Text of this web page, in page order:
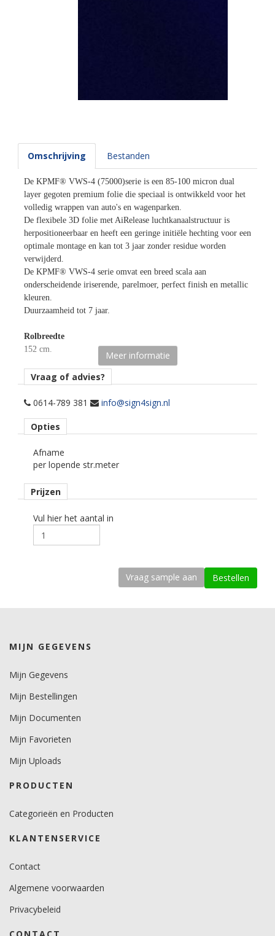
Omschrijving Bestanden
De KPMF® VWS-4 (75000)serie is een 85-100 micron dual
layer gegoten premium folie die speciaal is ontwikkeld voor het
volledig wrappen van auto's en wagenparken.
De flexibele 3D folie met AiRelease luchtkanaalstructuur is
herpositioneerbaar en heeft een geringe initiële hechting voor een
optimale montage en kan tot 3 jaar zonder residue worden
verwijderd.
De KPMF® VWS-4 serie omvat een breed scala aan
onderscheidende iriserende, parelmoer, perfect finish en metallic
kleuren.
Duurzaamheid tot 7 jaar.
Rolbreedte
152 cm.
Afname
per losse strekkende meter.
carwrapfolie.
kenmerk belijming
semi-permanent, transparant, solvent.
Ondergrond
100 mu.
Maximale krimp (mm)
10.
Temperatuurbereik (°C)
-40 tot +90.
Levensduurverwachting
Meer informatie
Vraag of advies?
0614-789 381 info@sign4sign.nl
Opties
Afname
per lopende str.meter
Prijzen
Vul hier het aantal in
MIJN GEGEVENS
Mijn Gegevens
Mijn Bestellingen
Mijn Documenten
Mijn Favorieten
Mijn Uploads
PRODUCTEN
Categorieën en Producten
KLANTENSERVICE
Contact
Algemene voorwaarden
Privacybeleid